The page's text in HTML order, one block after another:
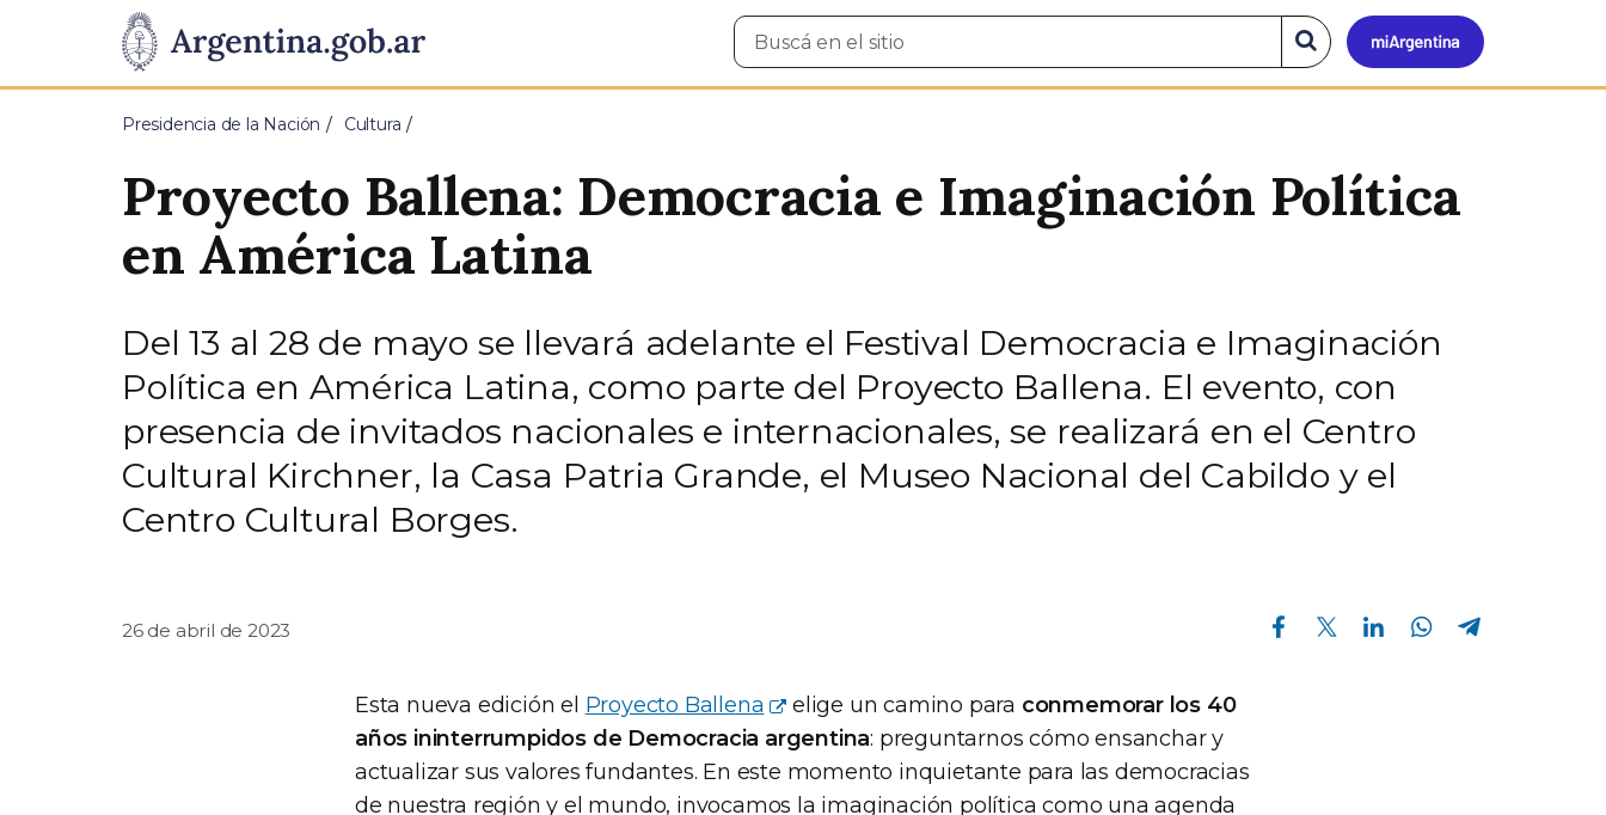
Presidencia
de
Pasar al contenido principal
Mi
Buscar
en
Buscar
en
el
Presidencia de la Nación Cultura
Proyecto Ballena: Democracia e Imaginación Política
en América Latina
Del 13 al 28 de mayo se llevará adelante el Festival Democracia e Imaginación
Política en América Latina, como parte del Proyecto Ballena. El evento, con
presencia de invitados nacionales e internacionales, se realizará en el Centro
Cultural Kirchner, la Casa Patria Grande, el Museo Nacional del Cabildo y el
Centro Cultural Borges.
26 de abril de 2023
Compartir en Facebook Compartir en Twitter Compartir en Linkedin Compartir en Whatsapp
Esta nueva edición el Proyecto Ballena elige un camino para conmemorar los 40
años ininterrumpidos de Democracia argentina: preguntarnos cómo ensanchar y
actualizar sus valores fundantes. En este momento inquietante para las democracias
de nuestra región y el mundo, invocamos la imaginación política como una agenda